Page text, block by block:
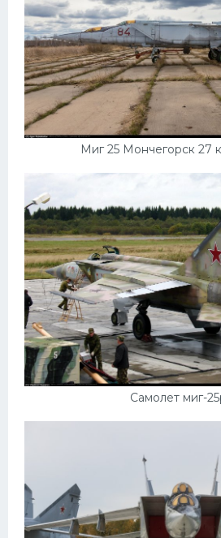
Миг 25 Мончегорск 27
Самолет миг-